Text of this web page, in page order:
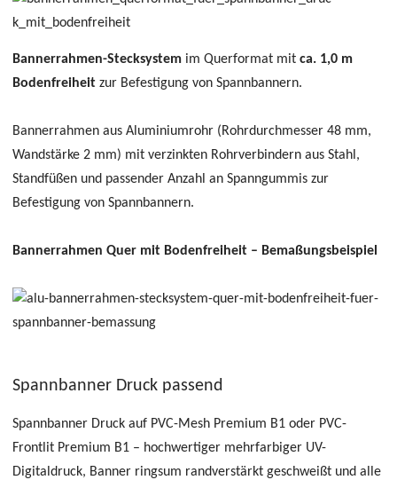
Bannerrahmen-Stecksystem im Querformat mit ca. 1,0 m
Bodenfreiheit zur Befestigung von Spannbannern.
Bannerrahmen aus Aluminiumrohr (Rohrdurchmesser 48 mm,
Wandstärke 2 mm) mit verzinkten Rohrverbindern aus Stahl,
Standfüßen und passender Anzahl an Spanngummis zur
Befestigung von Spannbannern.
Bannerrahmen Quer mit Bodenfreiheit – Bemaßungsbeispiel
Spannbanner Druck passend
Spannbanner Druck auf PVC-Mesh Premium B1 oder PVC-
Frontlit Premium B1 – hochwertiger mehrfarbiger UV-
Digitaldruck, Banner ringsum randverstärkt geschweißt und alle